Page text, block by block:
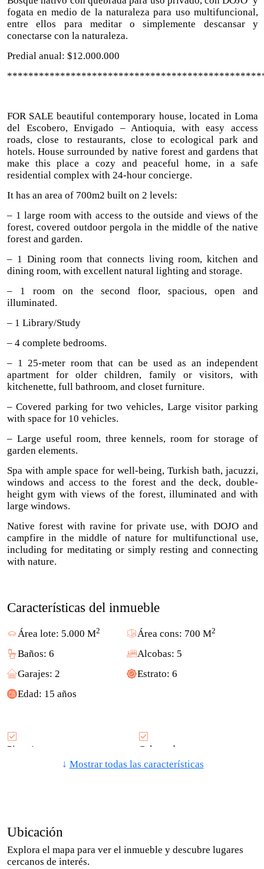
fogata en medio de la naturaleza para uso multifuncional,
entre ellos para meditar o simplemente descansar y
conectarse con la naturaleza.
Predial anual: $12.000.000
FOR SALE beautiful contemporary house, located in Loma
del Escobero, Envigado – Antioquia, with easy access
roads, close to restaurants, close to ecological park and
hotels. House surrounded by native forest and gardens that
make this place a cozy and peaceful home, in a safe
residential complex with 24-hour concierge.
It has an area of ​​700m2 built on 2 levels:
– 1 large room with access to the outside and views of the
forest, covered outdoor pergola in the middle of the native
forest and garden.
– 1 Dining room that connects living room, kitchen and
dining room, with excellent natural lighting and storage.
– 1 room on the second floor, spacious, open and
illuminated.
– 1 Library/Study
– 4 complete bedrooms.
– 1 25-meter room that can be used as an independent
apartment for older children, family or visitors, with
kitchenette, full bathroom, and closet furniture.
– Covered parking for two vehicles, Large visitor parking
with space for 10 vehicles.
– Large useful room, three kennels, room for storage of
garden elements.
Spa with ample space for well-being, Turkish bath, jacuzzi,
windows and access to the forest and the deck, double-
height gym with views of the forest, illuminated and with
large windows.
Native forest with ravine for private use, with DOJO and
campfire in the middle of nature for multifunctional use,
including for meditating or simply resting and connecting
with nature.
Características del inmueble
Área lote: 5.000 M2 Área cons: 700 M2
Baños: 6
Alcobas: 5
Garajes: 2
Estrato: 6
Edad: 15 años
Piso: 1 Calentador
Biblioteca/Estudio
Zona De Lavandería Comedor Auxiliar
↓ Mostrar todas las características
Ubicación
Explora el mapa para ver el inmueble y descubre lugares
cercanos de interés.